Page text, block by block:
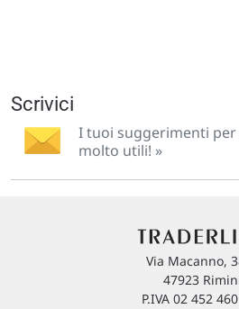
Scrivici
I tuoi suggerimenti
molto utili! »
Via Macanno,
47923
P.IVA 02 452